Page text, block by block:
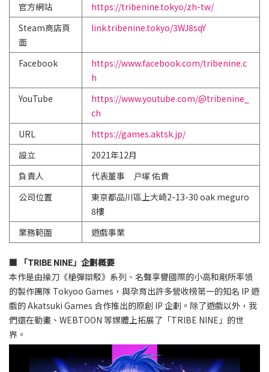
官方網站
https://tribenine.tokyo/zh-tw/
Steam商店頁
面
link.tribenine.tokyo/3WJ8sqY
Facebook
https://www.facebook.com/tribenine.c
h
YouTube
https://www.youtube.com/@tribenine_
ch
URL
https://games.aktsk.jp/
設立
2021年12月
負責人
代表董事 戸塚 佑貴
公司位置
東京都品川區上大崎2-13-30 oak meguro
8樓
業務範圍
遊戲事業
■ 「TRIBE NINE」企劃概要
本作是由操刀《槍彈辯駁》系列、名聲享譽國際的小高和剛所率領
的製作團隊 Tokyoo Games，與孕育出許多營收榜第一的知名 IP 遊
戲的 Akatsuki Games 合作推出的原創 IP 企劃。除了遊戲以外，我
們還在動畫、WEBTOON 等媒體上拓展了「TRIBE NINE」的世
界。